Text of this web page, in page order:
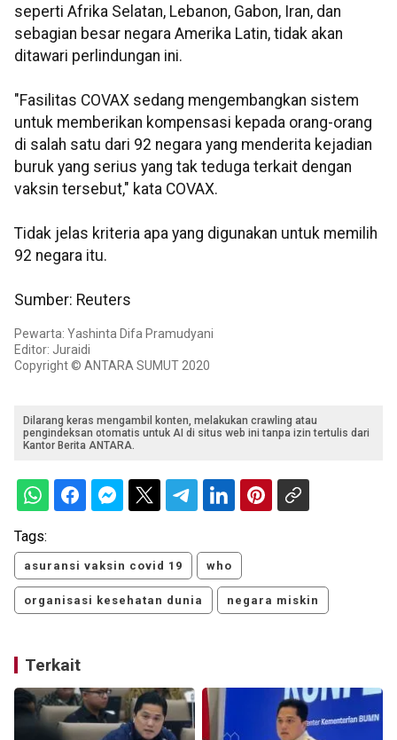
seperti Afrika Selatan, Lebanon, Gabon, Iran, dan
sebagian besar negara Amerika Latin, tidak akan
ditawari perlindungan ini.
"Fasilitas COVAX sedang mengembangkan sistem
untuk memberikan kompensasi kepada orang-orang
di salah satu dari 92 negara yang menderita kejadian
buruk yang serius yang tak teduga terkait dengan
vaksin tersebut," kata COVAX.
Tidak jelas kriteria apa yang digunakan untuk memilih
92 negara itu.
Sumber: Reuters
Pewarta: Yashinta Difa Pramudyani
Editor: Juraidi
Copyright © ANTARA SUMUT 2020
Dilarang keras mengambil konten, melakukan crawling atau
pengindeksan otomatis untuk AI di situs web ini tanpa izin tertulis dari
Kantor Berita ANTARA.
Tags:
asuransi vaksin covid 19 who
organisasi kesehatan dunia negara miskin
Terkait